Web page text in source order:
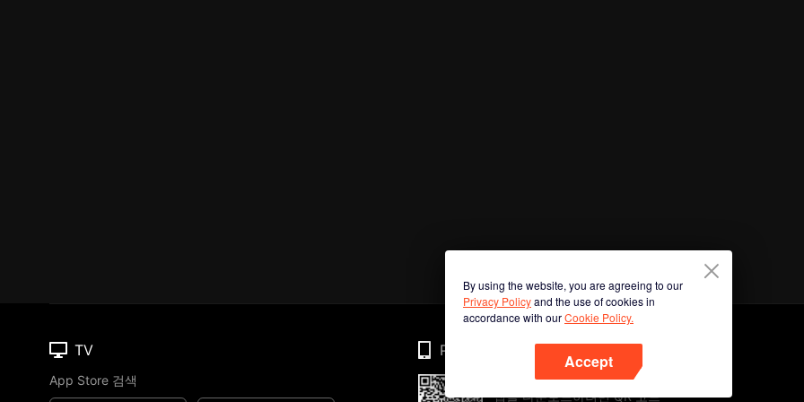
By using the website, you are agreeing to our
Privacy Policyand the use of cookies in
accordance with ourCookie Policy.
Accept
TV
App Store 검색
Phone
앱을 다운로드하려면 QR 코드